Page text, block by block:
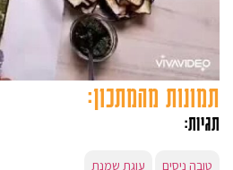
תמונות מהמתכון:
תגיות:
טובה ניסים עוגת שמנת